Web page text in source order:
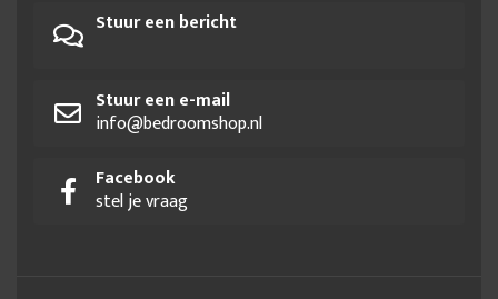
Stuur een bericht
Stuur een e-mail
info@bedroomshop.nl
Facebook
stel je vraag